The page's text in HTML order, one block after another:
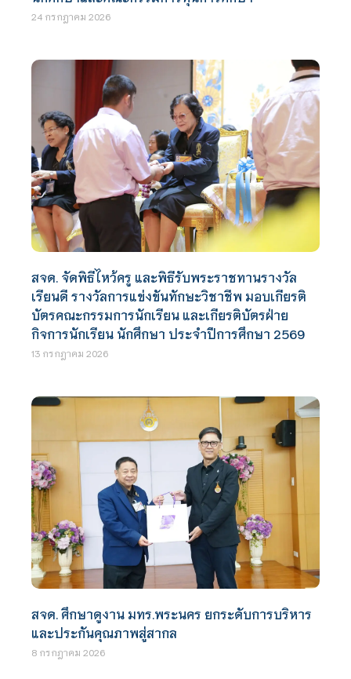
24 กรกฎาคม 2026
สจด. จัดพิธีไหว้ครู และพิธีรับพระราชทานรางวัล
เรียนดี รางวัลการแข่งขันทักษะวิชาชีพ มอบเกียรติ
บัตรคณะกรรมการนักเรียน และเกียรติบัตรฝ่าย
กิจการนักเรียน นักศึกษา ประจำปีการศึกษา 2569
13 กรกฎาคม 2026
สจด. ศึกษาดูงาน มทร.พระนคร ยกระดับการบริหาร
และประกันคุณภาพสู่สากล
8 กรกฎาคม 2026